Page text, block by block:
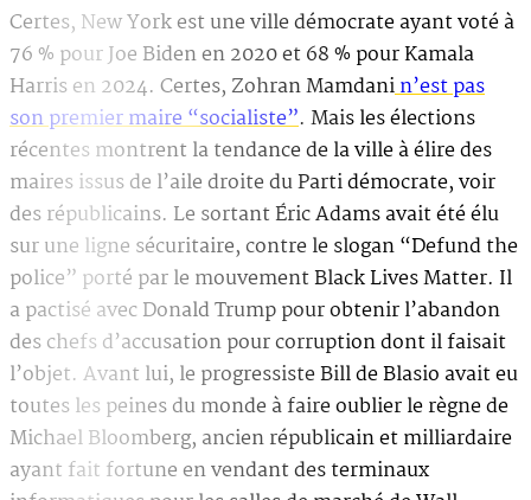
Certes, New York est une ville démocrate ayant voté à
76 % pour Joe Biden en 2020 et 68 % pour Kamala
Harris en 2024. Certes, Zohran Mamdanin’est pas
son premier maire “socialiste”. Mais les élections
récentes montrent la tendance de la ville à élire des
maires issus de l’aile droite du Parti démocrate, voir
des républicains. Le sortant Éric Adams avait été élu
sur une ligne sécuritaire, contre le slogan “Defund the
police” porté par le mouvement Black Lives Matter. Il
a pactisé avec Donald Trump pour obtenir l’abandon
des chefs d’accusation pour corruption dont il faisait
l’objet. Avant lui, le progressiste Bill de Blasio avait eu
toutes les peines du monde à faire oublier le règne de
Michael Bloomberg, ancien républicain et milliardaire
ayant fait fortune en vendant des terminaux